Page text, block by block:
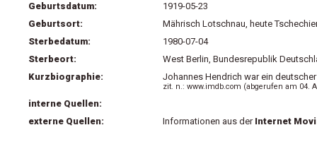
Geburtsdatum:
1919-05-23
Geburtsort:
Mährisch Lotschnau, heute
Sterbedatum:
1980-07-04
Sterbeort:
West Berlin, Bundesrepublik
Kurzbiographie:
Johannes Hendrich war ein
zit. n.: www.imdb.com (abgerufen am 04.
interne Quellen:
externe Quellen:
Informationen aus der Internet